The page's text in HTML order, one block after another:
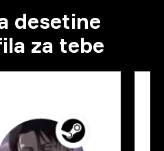
desetine
za tebe